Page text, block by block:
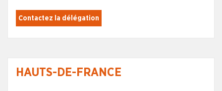
Contactez la délégation
HAUTS-DE-FRANCE